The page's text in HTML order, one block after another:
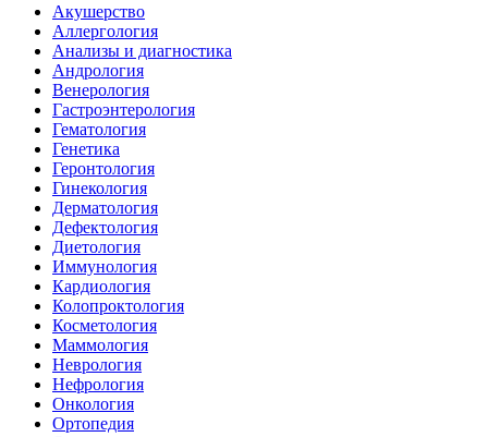
Акушерство
Аллергология
Анализы и диагностика
Андрология
Венерология
Гастроэнтерология
Гематология
Генетика
Геронтология
Гинекология
Дерматология
Дефектология
Диетология
Иммунология
Кардиология
Колопроктология
Косметология
Маммология
Неврология
Нефрология
Онкология
Ортопедия